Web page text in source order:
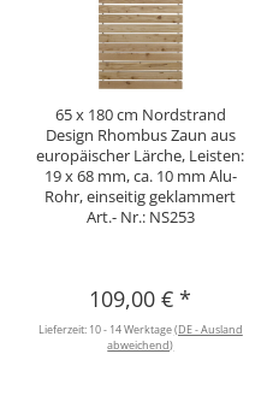
65 x 180 cm Nordstrand
Design Rhombus Zaun aus
europäischer Lärche, Leisten:
19 x 68 mm, ca. 10 mm Alu-
Rohr, einseitig geklammert
Art.- Nr.: NS253
109,00 €*
Lieferzeit: 10 - 14 Werktage(DE - Ausland
abweichend)